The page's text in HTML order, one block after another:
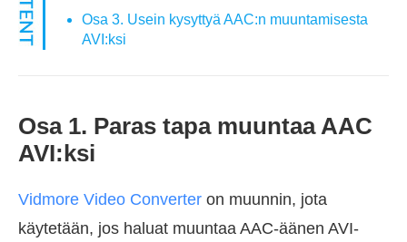
Osa 3. Usein kysyttyä AAC:n muuntamisesta
AVI:ksi
Osa 1. Paras tapa muuntaa AAC
AVI:ksi
Vidmore Video Converter on muunnin, jota
käytetään, jos haluat muuntaa AAC-äänen AVI-